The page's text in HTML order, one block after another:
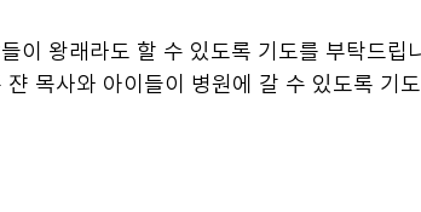
이 왕래라도 할 수 있도록 기도를 부탁드립
목사와 아이들이 병원에 갈 수 있도록 기